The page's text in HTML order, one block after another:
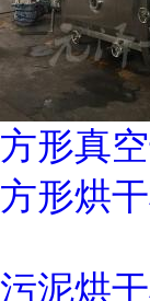
方形真
方形烘
污泥烘